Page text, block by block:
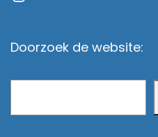
Doorzoek de website: